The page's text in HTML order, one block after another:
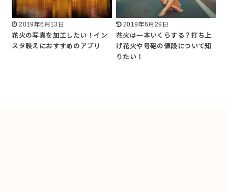
2019年6月13日
花火の写真を加工したい！イン
スタ映えにおすすめのアプリ
2019年6月29日
花火は一本いくらする？打ち上
げ花火や号砲の値段について知
りたい！